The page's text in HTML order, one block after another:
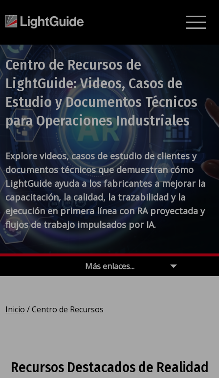
Centro de Recursos de
LightGuide: Videos, Casos de
Estudio y Documentos Técnicos
para Operaciones Industriales
Explore videos, casos de estudio de clientes y
documentos técnicos que demuestran cómo
LightGuide ayuda a los fabricantes a mejorar la
capacitación, la calidad, la trazabilidad y la
ejecución en primera línea con RA proyectada y
flujos de trabajo impulsados por IA.
Más enlaces...
Inicio /Centro de Recursos
Recursos Destacados de Realidad